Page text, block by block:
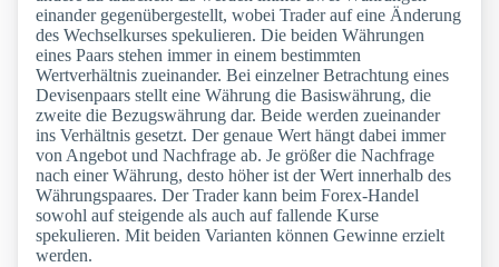
einander gegenübergestellt, wobei Trader auf eine Änderung
des Wechselkurses spekulieren. Die beiden Währungen
eines Paars stehen immer in einem bestimmten
Wertverhältnis zueinander. Bei einzelner Betrachtung eines
Devisenpaars stellt eine Währung die Basiswährung, die
zweite die Bezugswährung dar. Beide werden zueinander
ins Verhältnis gesetzt. Der genaue Wert hängt dabei immer
von Angebot und Nachfrage ab. Je größer die Nachfrage
nach einer Währung, desto höher ist der Wert innerhalb des
Währungspaares. Der Trader kann beim Forex-Handel
sowohl auf steigende als auch auf fallende Kurse
spekulieren. Mit beiden Varianten können Gewinne erzielt
werden.